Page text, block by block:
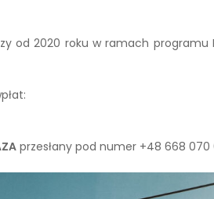
od 2020 roku w ramach
przesłany pod numer +48 668 070